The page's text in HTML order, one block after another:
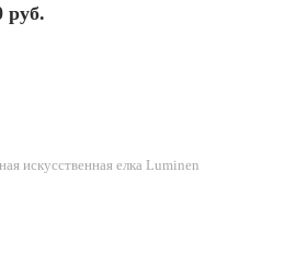
руб.
искусственная елка Luminen